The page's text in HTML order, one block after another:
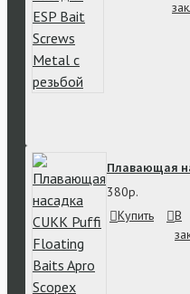
Плавающая
380р.
Купить
В